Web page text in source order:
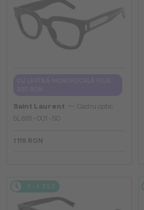
Saint Laurent
Cadru optic
SL661 - 001 - 50
1 119 RON
2-4 ZILE